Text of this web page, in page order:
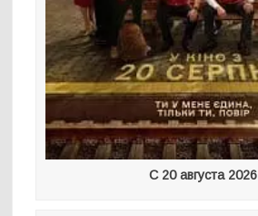
С 20 августа 2026